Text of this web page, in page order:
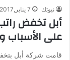
نيوتك 7 يناير,2017
على الأسباب